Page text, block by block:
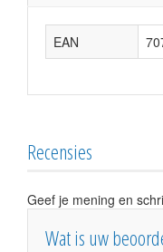
EAN
Recensies
Geef je mening en
Wat is uw